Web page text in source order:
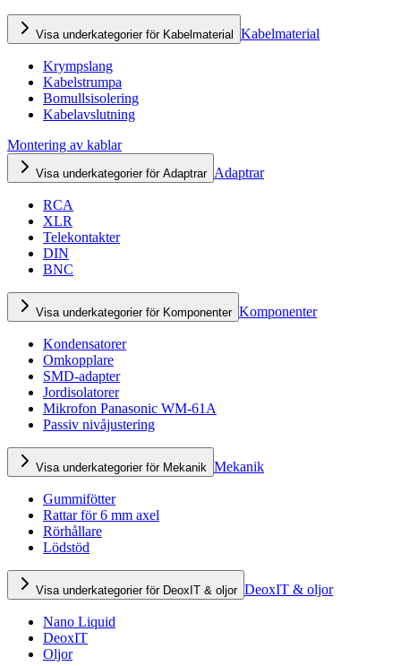
Visa underkategorier för Kabelmaterial Kabelmaterial
Krympslang
Kabelstrumpa
Bomullsisolering
Kabelavslutning
Montering av kablar
Visa underkategorier för Adaptrar Adaptrar
RCA
XLR
Telekontakter
DIN
BNC
Visa underkategorier för Komponenter Komponenter
Kondensatorer
Omkopplare
SMD-adapter
Jordisolatorer
Mikrofon Panasonic WM-61A
Passiv nivåjustering
Visa underkategorier för Mekanik Mekanik
Gummifötter
Rattar för 6 mm axel
Rörhållare
Lödstöd
Visa underkategorier för DeoxIT & oljor DeoxIT & oljor
Nano Liquid
DeoxIT
Oljor